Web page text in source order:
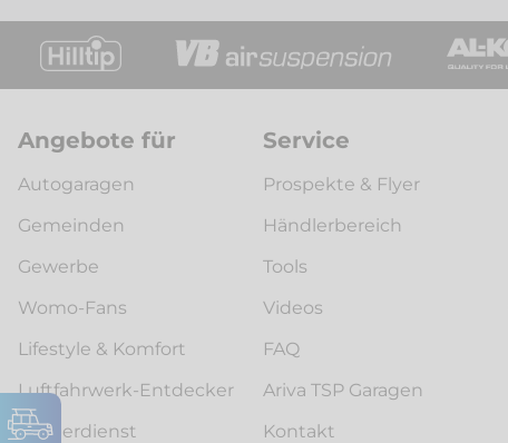
Angebote für
Autogaragen
Gemeinden
Gewerbe
Womo-Fans
Lifestyle & Komfort
Luftfahrwerk-Entdecker
Winterdienst
Service
Prospekte & Flyer
Händlerbereich
Tools
Videos
FAQ
Ariva TSP Garagen
Kontakt